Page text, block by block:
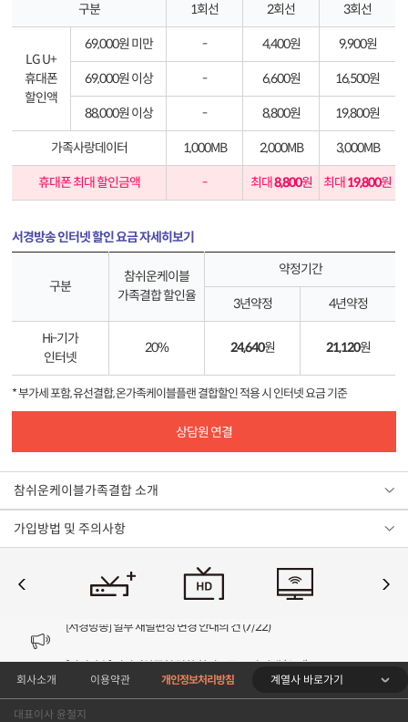
구분
1회선 2회선 3회선
LG U+
휴대폰
할인액
69,000원 미만 - 4,400원 9,900원
69,000원 이상 - 6,600원 16,500원
88,000원 이상 - 8,800원 19,800원
가족사랑데이터 1,000MB 2,000MB 3,000MB
휴대폰 최대 할인금액 - 최대8,800원 최대 19,800원
서경방송 인터넷 할인 요금 자세히보기
구분
참쉬운케이블
가족결합 할인율
약정기간
3년약정 4년약정
Hi-기가
인터넷
20% 24,640원 21,120원
* 부가세 포함, 유선결합, 온가족케이블플랜 결합할인 적용 시 인터넷 요금 기준
상담원 연결
참쉬운케이블가족결합 소개
가입방법 및 주의사항
[VOD공지] 청춘초이스 이용금액 변경 안내
[공지] 개인정보처리방침 (Ver2.15) 개정의 건 (7/1)
회사소개 이용약관 개인정보처리방침 계열사 바로가기
대표이사 윤철지